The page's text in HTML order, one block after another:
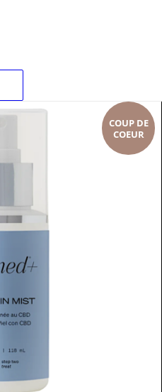
et stimulant à l’acide
$
COUP DE
COEUR